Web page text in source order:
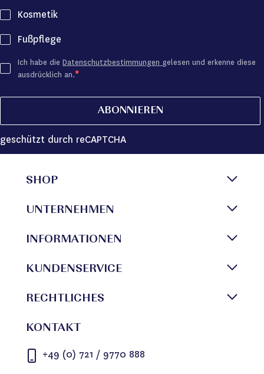
Kosmetik
Fußpflege
Ich habe die Datenschutzbestimmungen gelesen und erkenne diese
ausdrücklich an.
ABONNIEREN
geschützt durch reCAPTCHA
SHOP
UNTERNEHMEN
INFORMATIONEN
KUNDENSERVICE
RECHTLICHES
KONTAKT
+49 (0) 721 / 9770 888